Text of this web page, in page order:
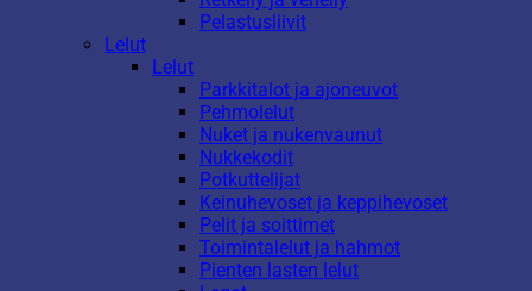
Pelastusliivit
Lelut
Lelut
Parkkitalot ja ajoneuvot
Pehmolelut
Nuket ja nukenvaunut
Nukkekodit
Potkuttelijat
Keinuhevoset ja keppihevoset
Pelit ja soittimet
Toimintalelut ja hahmot
Pienten lasten lelut